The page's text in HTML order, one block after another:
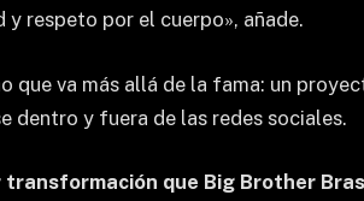
respeto por el cuerpo», añade.
que va más allá de la fama: un
dentro y fuera de las redes sociales.
transformación que Big Brother